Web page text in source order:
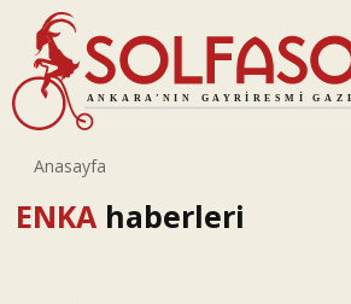
Anasayfa
ENKA haberleri